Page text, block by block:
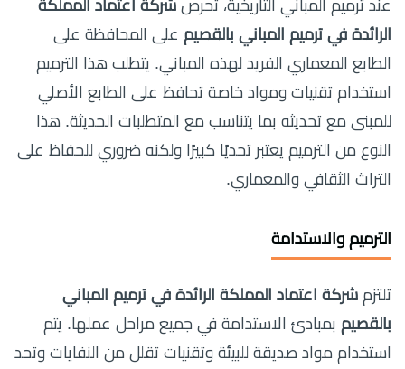
عند ترميم المباني التاريخية، تحرص شركة اعتماد المملكة
الرائدة في ترميم المباني بالقصيم على المحافظة على
الطابع المعماري الفريد لهذه المباني. يتطلب هذا الترميم
استخدام تقنيات ومواد خاصة تحافظ على الطابع الأصلي
للمبنى مع تحديثه بما يتناسب مع المتطلبات الحديثة. هذا
النوع من الترميم يعتبر تحديًا كبيرًا ولكنه ضروري للحفاظ على
التراث الثقافي والمعماري.
الترميم والاستدامة
تلتزم شركة اعتماد المملكة الرائدة في ترميم المباني
بالقصيم بمبادئ الاستدامة في جميع مراحل عملها. يتم
استخدام مواد صديقة للبيئة وتقنيات تقلل من النفايات وتحد